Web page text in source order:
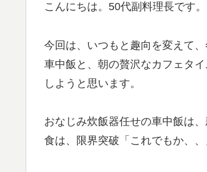
こんにちは。50代副料理長です。
今回は、いつもと趣向を変えて
車中飯と、朝の贅沢なカフェタ
しようと思います。
おなじみ炊飯器任せの車中飯は
食は、限界突破「これでもか、